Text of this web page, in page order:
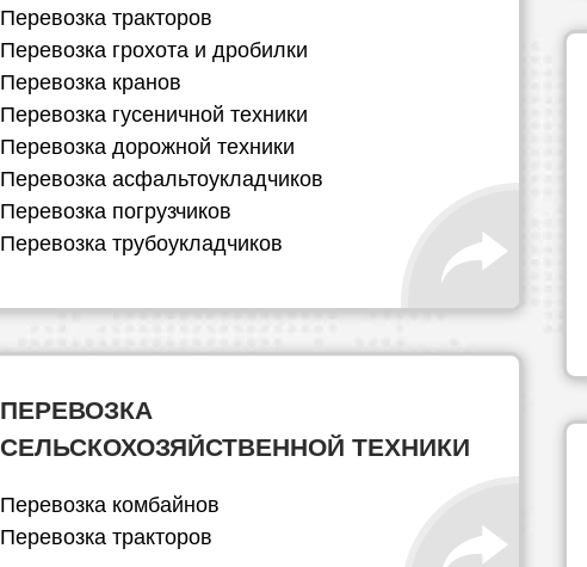
Перевозка тракторов
Перевозка грохота и дробилки
Перевозка кранов
Перевозка гусеничной техники
Перевозка дорожной техники
Перевозка асфальтоукладчиков
Перевозка погрузчиков
Перевозка трубоукладчиков
ПЕРЕВОЗКА
СЕЛЬСКОХОЗЯЙСТВЕННОЙ ТЕХНИКИ
Перевозка комбайнов
Перевозка тракторов